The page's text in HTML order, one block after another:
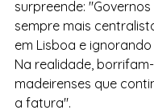
surpreende: "Governos
sempre mais
em Lisboa e ignorando
Na realidade,
madeirenses que
a fatura".